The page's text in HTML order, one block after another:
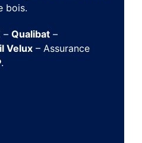
bois.
– Qualibat –
Velux – Assurance
.